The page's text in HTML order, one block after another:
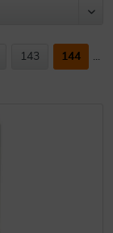
143 144 ...